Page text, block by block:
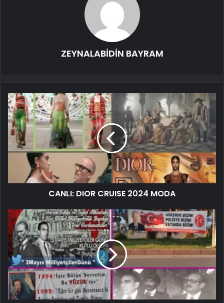
ZEYNALABİDİN BAYRAM
CANLI: DIOR CRUISE 2024 MODA